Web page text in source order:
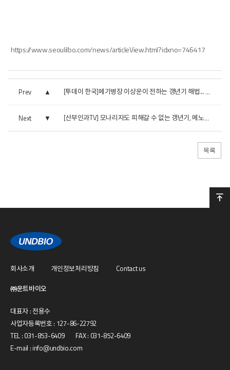
https://www.seoulilbo.com/news/articleView.html?idxno=746417
Prev [투데이 한국]메기병장 이상운이 전하는 갱년기 해법... 이승...
Next [산부인과TV] 모나리자도 피해갈 수 없는 갱년기, 메노리자로...
목록
회사소개 개인정보처리방침
Contact us
㈜운트바이오
대표자 : 전용수
사업자등록번호 : 127-86-22792
TEL : 031-853-6409 FAX : 031-852-6409
E-mail : info@undbio.com